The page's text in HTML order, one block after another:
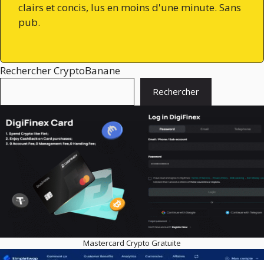
clairs et concis, lus en moins d'une minute. Sans
pub.
Rechercher CryptoBanane
Rechercher
Mastercard Crypto Gratuite